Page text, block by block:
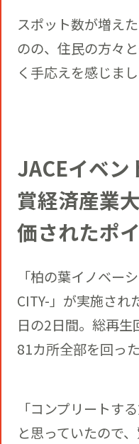
スポット数が増え
のの、住民の方々
く手応えを感じまし
JACEイベン
賞経済産業
価されたポ
「柏の葉イノベー
CITY-」が実施さ
日の2日間。総再生
81カ所全部を回っ
「コンプリートす
と思っていたので